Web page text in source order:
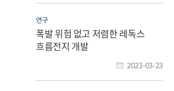
연구
폭발 위험 없고 저렴한 레독스
흐름전지 개발
2023-03-23